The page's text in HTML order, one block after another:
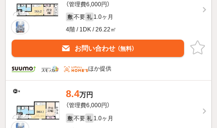
（管理費6,000円）
敷 不要 礼 1.0ヶ月
4階 / 1DK / 26.22㎡
お問い合わせ （無料）
ほか提供
8.4万円
（管理費6,000円）
敷 不要 礼 1.0ヶ月